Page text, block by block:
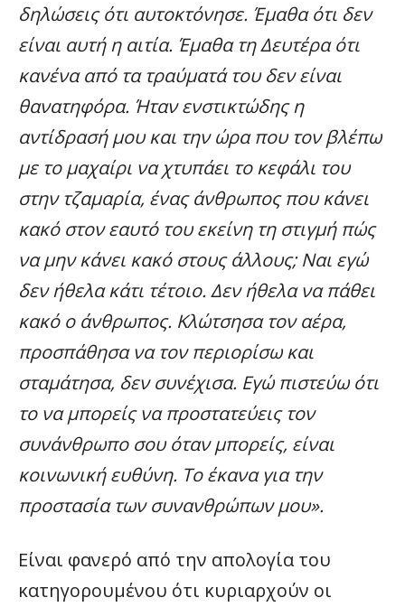
δηλώσεις ότι αυτοκτόνησε. Έμαθα ότι δεν
είναι αυτή η αιτία. Έμαθα τη Δευτέρα ότι
κανένα από τα τραύματά του δεν είναι
θανατηφόρα. Ήταν ενστικτώδης η
αντίδρασή μου και την ώρα που τον βλέπω
με το μαχαίρι να χτυπάει το κεφάλι του
στην τζαμαρία, ένας άνθρωπος που κάνει
κακό στον εαυτό του εκείνη τη στιγμή πώς
να μην κάνει κακό στους άλλους; Ναι εγώ
δεν ήθελα κάτι τέτοιο. Δεν ήθελα να πάθει
κακό ο άνθρωπος. Κλώτσησα τον αέρα,
προσπάθησα να τον περιορίσω και
σταμάτησα, δεν συνέχισα. Εγώ πιστεύω ότι
το να μπορείς να προστατεύεις τον
συνάνθρωπο σου όταν μπορείς, είναι
κοινωνική ευθύνη. Το έκανα για την
προστασία των συνανθρώπων μου».
Είναι φανερό από την απολογία του
κατηγορουμένου ότι κυριαρχούν οι